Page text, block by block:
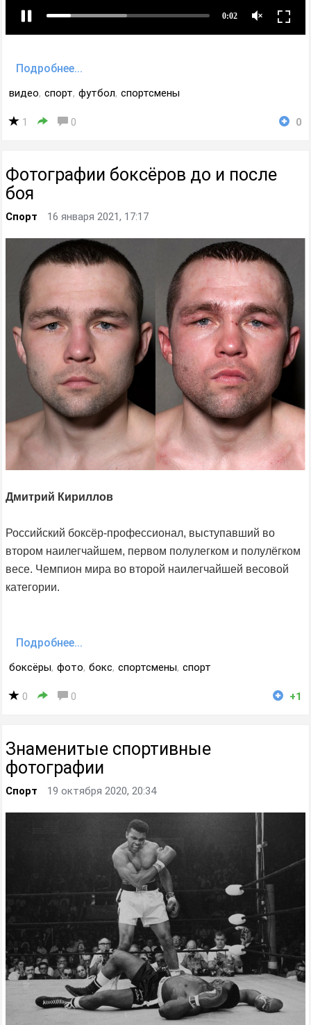
Подробнее...
видео, спорт, футбол, спортсмены
1 0 0
Фотографии боксёров до и после
боя
Спорт 16 января 2021, 17:17
Дмитрий Кириллов
Российский боксёр-профессионал, выступавший во
втором наилегчайшем, первом полулегком и полулёгком
весе. Чемпион мира во второй наилегчайшей весовой
категории.
Подробнее...
боксёры, фото, бокс, спортсмены, спорт
0 0 +1
Знаменитые спортивные
фотографии
Спорт 19 октября 2020, 20:34